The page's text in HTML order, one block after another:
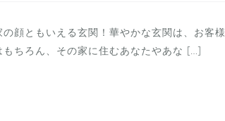
の顔ともいえる玄関！華やかな玄関は、お客様
もちろん、その家に住むあなたやあな […]